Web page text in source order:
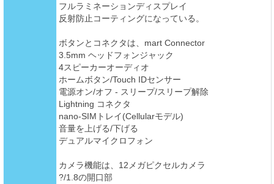
フルラミネーションディスプレイ
反射防止コーティングになっている。
ボタンとコネクタは、mart Connector
3.5mm ヘッドフォンジャック
4スピーカーオーディオ
ホームボタン/Touch IDセンサー
電源オン/オフ - スリープ/スリープ解除
Lightning コネクタ
nano-SIMトレイ(Cellularモデル)
音量を上げる/下げる
デュアルマイクロフォン
カメラ機能は、12メガピクセルカメラ
?/1.8の開口部